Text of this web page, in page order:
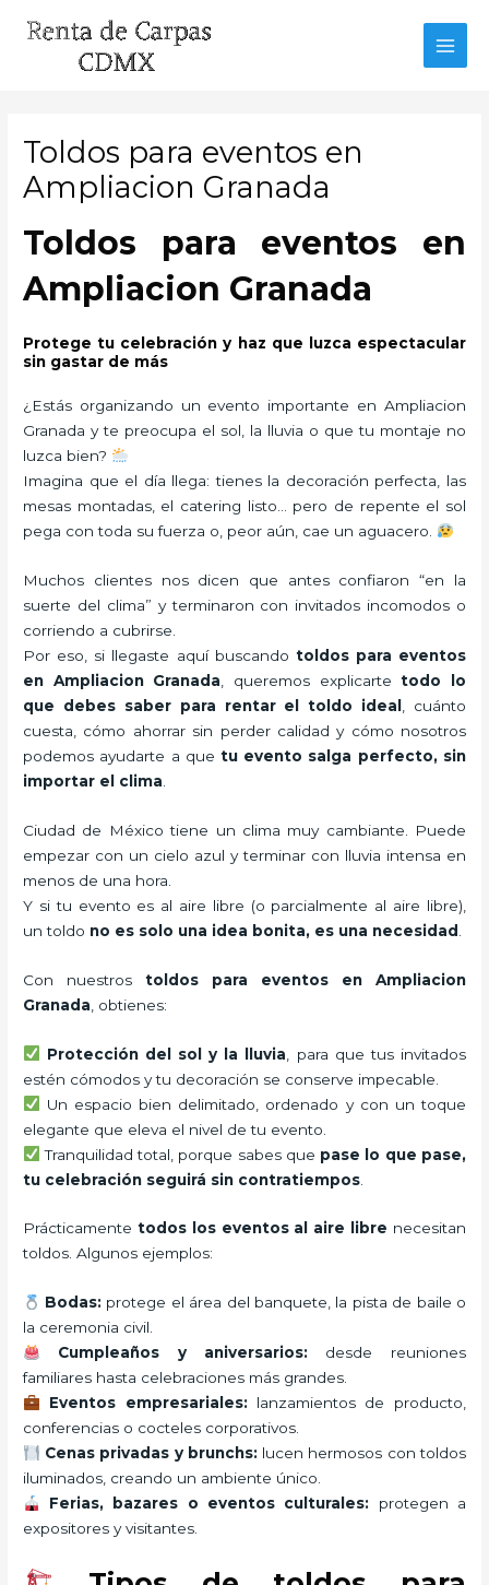
Toldos para eventos en
Ampliacion Granada
Toldos para eventos en
Ampliacion Granada
Protege tu celebración y haz que luzca espectacular
sin gastar de más
¿Estás organizando un evento importante en Ampliacion
Granada y te preocupa el sol, la lluvia o que tu montaje no
luzca bien?
Imagina que el día llega: tienes la decoración perfecta, las
mesas montadas, el catering listo… pero de repente el sol
pega con toda su fuerza o, peor aún, cae un aguacero.
Muchos clientes nos dicen que antes confiaron “en la
suerte del clima” y terminaron con invitados incomodos o
corriendo a cubrirse.
Por eso, si llegaste aquí buscando toldos para eventos
en Ampliacion Granada , queremos explicartetodo lo
que debes saber para rentar el toldo ideal
, cuánto
cuesta, cómo ahorrar sin perder calidad y cómo nosotros
podemos ayudarte a que tu evento salga perfecto, sin
importar el clima
Ciudad de México tiene un clima muy cambiante. Puede
empezar con un cielo azul y terminar con lluvia intensa en
menos de una hora.
Y si tu evento es al aire libre (o parcialmente al aire libre),
un toldo no es solo una idea bonita, es una necesidad
Con nuestrostoldos para eventos en Ampliacion
Granada , obtienes:
Protección del sol y la lluvia , para que tus invitados
estén cómodos y tu decoración se conserve impecable.
Un espacio bien delimitado, ordenado y con un toque
elegante que eleva el nivel de tu evento.
Tranquilidad total, porque sabes que pase lo que pase,
tu celebración seguirá sin contratiempos
Prácticamente todos los eventos al aire libre necesitan
toldos. Algunos ejemplos:
Bodas: protege el área del banquete, la pista de baile o
la ceremonia civil.
Cumpleaños y aniversarios: desde reuniones
familiares hasta celebraciones más grandes.
Eventos empresariales:lanzamientos de producto,
conferencias o cocteles corporativos.
Cenas privadas y brunchs:lucen hermosos con toldos
iluminados, creando un ambiente único.
Ferias, bazares o eventos culturales: protegen a
expositores y visitantes.